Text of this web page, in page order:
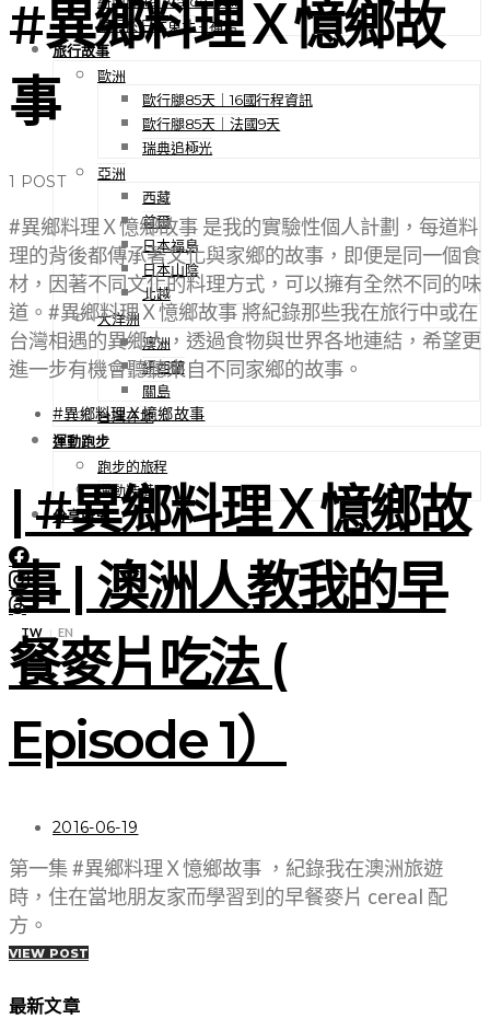
健行於日本東北 – 福島
旅行故事
歐洲
歐行腿85天｜16國行程資訊
歐行腿85天｜法國9天
瑞典追極光
亞洲
西藏
首爾
日本福島
日本山陰
北越
大洋洲
澳洲
紐西蘭
關島
台灣在地
運動跑步
跑步的旅程
運動裝備
分享所思
TW | EN
#異鄉料理Ｘ憶鄉故
事
1 POST
#異鄉料理Ｘ憶鄉故事 是我的實驗性個人計劃，每道料
理的背後都傳承著文化與家鄉的故事，即便是同一個食
材，因著不同文化的料理方式，可以擁有全然不同的味
道。#異鄉料理Ｘ憶鄉故事 將紀錄那些我在旅行中或在
台灣相遇的異鄉人，透過食物與世界各地連結，希望更
進一步有機會聽聽來自不同家鄉的故事。
#異鄉料理Ｘ憶鄉故事
| #異鄉料理Ｘ憶鄉故
事 | 澳洲人教我的早
餐麥片吃法 (
Episode 1）
2016-06-19
第一集 #異鄉料理Ｘ憶鄉故事 ，紀錄我在澳洲旅遊
時，住在當地朋友家而學習到的早餐麥片 cereal 配
方。
VIEW POST
最新文章